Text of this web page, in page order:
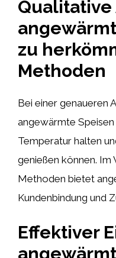
Qualitative
zu
Methoden
Bei einer genaueren
angewärmte
Temperatur halten
genießen können. Im
Methoden bietet
Kundenbindung und
Effektiver